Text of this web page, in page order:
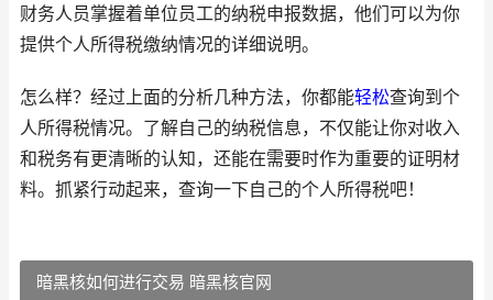
财务人员掌握着单位员工的纳税申报数据，他们可以为你
提供个人所得税缴纳情况的详细说明。
怎么样？经过上面的分析几种方法，你都能轻松查询到个
人所得税情况。了解自己的纳税信息，不仅能让你对收入
和税务有更清晰的认知，还能在需要时作为重要的证明材
料。抓紧行动起来，查询一下自己的个人所得税吧！
暗黑核如何进行交易 暗黑核官网